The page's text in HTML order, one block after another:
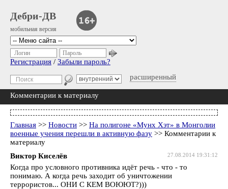
Дебри-ДВ
мобильная версия
расширенный
Логин Пароль
Регистрация / Забыли пароль?
Комментарии к материалу
Главная >> Новости >> На полигоне «Мунх Хэт» в Монголии
военные учения перешли в активную фазу >> Комментарии к
материалу
27.08.2014 19:31:12
Виктор Киселёв
Когда про условного противника идёт речь - что - то
понимаю. А когда речь заходит об уничтожении
террористов... ОНИ С КЕМ ВОЮЮТ?)))